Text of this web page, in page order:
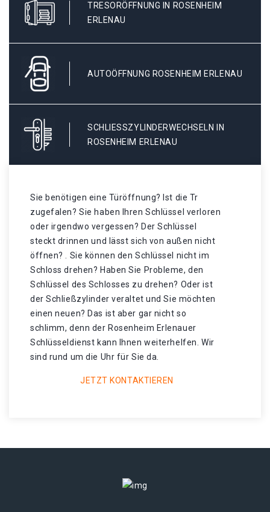
TRESORÖFFNUNG IN ROSENHEIM
ERLENAU
AUTOÖFFNUNG ROSENHEIM ERLENAU
SCHLIESSZYLINDERWECHSELN IN R
OSENHEIM ERLENAU
Sie benötigen eine Türöffnung? Ist die Tr
zugefalen? Sie haben Ihren Schlüssel verloren
oder irgendwo vergessen? Der Schlüssel
steckt drinnen und lässt sich von außen nicht
öffnen? . Sie können den Schlüssel nicht im
Schloss drehen? Haben Sie Probleme, den
Schlüssel des Schlosses zu drehen? Oder ist
der Schließzylinder veraltet und Sie möchten
einen neuen? Das ist aber gar nicht so
schlimm, denn der Rosenheim Erlenauer
Schlüsseldienst kann Ihnen weiterhelfen. Wir
sind rund um die Uhr für Sie da.
JETZT KONTAKTIEREN